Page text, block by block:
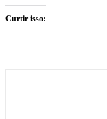
Curtir isso: